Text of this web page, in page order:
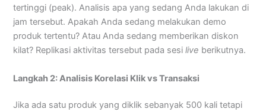
tertinggi (peak). Analisis apa yang sedang Anda lakukan di
jam tersebut. Apakah Anda sedang melakukan demo
produk tertentu? Atau Anda sedang memberikan diskon
kilat? Replikasi aktivitas tersebut pada sesilive berikutnya.
Langkah 2: Analisis Korelasi Klik vs Transaksi
Jika ada satu produk yang diklik sebanyak 500 kali tetapi